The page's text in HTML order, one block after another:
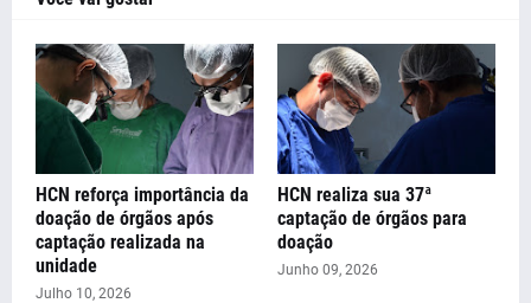
HCN reforça importância da
doação de órgãos após
captação realizada na
unidade
Julho 10, 2026
HCN realiza sua 37ª
captação de órgãos para
doação
Junho 09, 2026